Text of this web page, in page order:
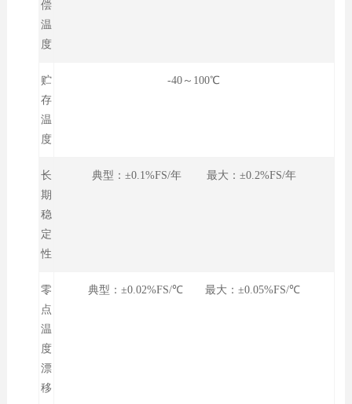
偿
温
度
贮
存
温
度
-40～100℃
长
期
稳
定
性
典型：±0.1%FS/年 最大：±0.2%FS/年
零
点
温
度
漂
移
典型：±0.02%FS/℃ 最大：±0.05%FS/℃